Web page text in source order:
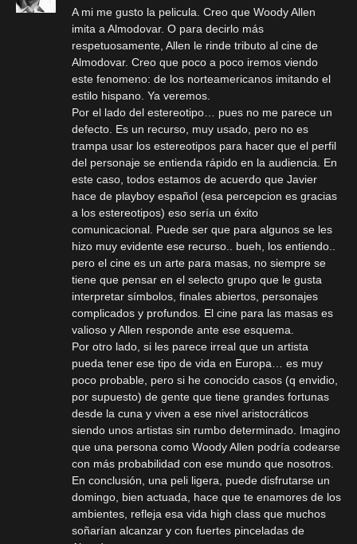
A mi me gusto la pelicula. Creo que Woody Allen
imita a Almodovar. O para decirlo más
respetuosamente, Allen le rinde tributo al cine de
Almodovar. Creo que poco a poco iremos viendo
este fenomeno: de los norteamericanos imitando el
estilo hispano. Ya veremos.
Por el lado del estereotipo… pues no me parece un
defecto. Es un recurso, muy usado, pero no es
trampa usar los estereotipos para hacer que el perfil
del personaje se entienda rápido en la audiencia. En
este caso, todos estamos de acuerdo que Javier
hace de playboy español (esa percepcion es gracias
a los estereotipos) eso sería un éxito
comunicacional. Puede ser que para algunos se les
hizo muy evidente ese recurso.. bueh, los entiendo..
pero el cine es un arte para masas, no siempre se
tiene que pensar en el selecto grupo que le gusta
interpretar símbolos, finales abiertos, personajes
complicados y profundos. El cine para las masas es
valioso y Allen responde ante ese esquema.
Por otro lado, si les parece irreal que un artista
pueda tener ese tipo de vida en Europa… es muy
poco probable, pero si he conocido casos (q envidio,
por supuesto) de gente que tiene grandes fortunas
desde la cuna y viven a ese nivel aristocráticos
siendo unos artistas sin rumbo determinado. Imagino
que una persona como Woody Allen podría codearse
con más probabilidad con ese mundo que nosotros.
En conclusión, una peli ligera, puede disfrutarse un
domingo, bien actuada, hace que te enamores de los
ambientes, refleja esa vida high class que muchos
soñarían alcanzar y con fuertes pinceladas de